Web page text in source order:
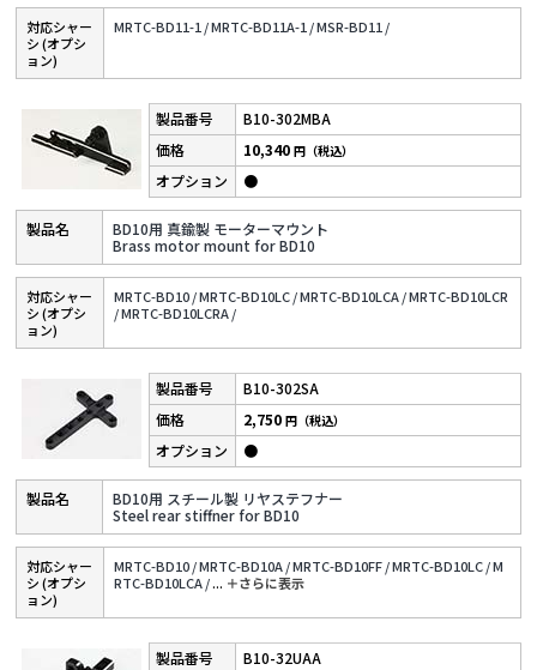
対応シャー
シ (オプシ
ョン)
MRTC-BD11-1 /MRTC-BD11A-1 /MSR-BD11 /
B10-302MBA
BD10用 真鍮製 モーターマウント
Brass motor mount for BD10
10,340円（税込）
●
対応シャー
シ (オプシ
ョン)
MRTC-BD10 /MRTC-BD10LC /MRTC-BD10LCA /MRTC-BD10LCR
/MRTC-BD10LCRA /
B10-302SA
BD10用 スチール製 リヤステフナー
Steel rear stiffner for BD10
2,750円（税込）
●
対応シャー
シ (オプシ
ョン)
MRTC-BD10 /MRTC-BD10A /MRTC-BD10FF /MRTC-BD10LC /M
RTC-BD10LCA /... ＋さらに表⽰
B10-32UAA